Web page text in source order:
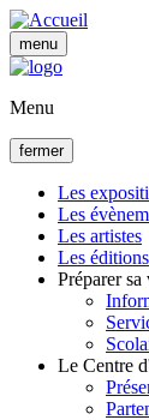
Aller
au
contenu
menu
Menu
fermer
Navigation
principale
Les
Les
Les artistes
Les éditions
Préparer sa
Le Centre